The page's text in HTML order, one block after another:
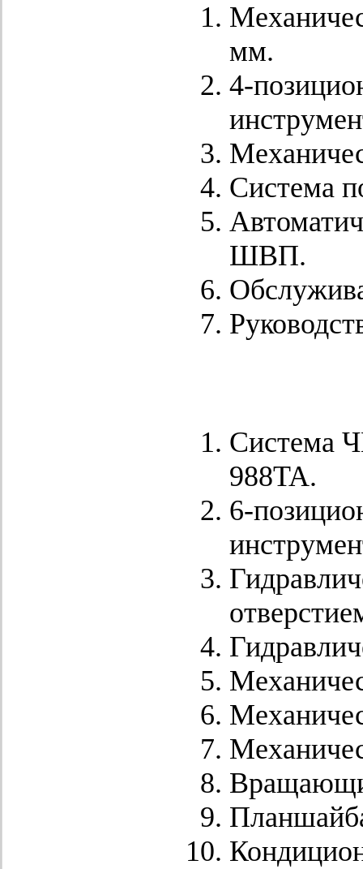
мм.
4-
Система
ШВП.
Система
988TA.
6-